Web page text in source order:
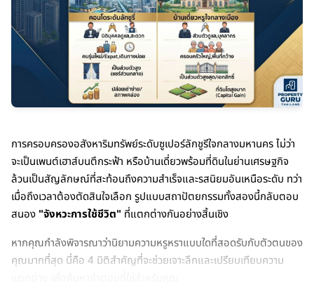
การครอบครองอสังหาริมทรัพย์ระดับซูเปอร์ลักชูรีใจกลางมหานคร ไม่ว่า
จะเป็นเพนต์เฮาส์บนตึกระฟ้า หรือบ้านเดี่ยวพร้อมที่ดินในย่านเศรษฐกิจ
ล้วนเป็นสัญลักษณ์ที่สะท้อนถึงความสำเร็จและรสนิยมอันเหนือระดับ ทว่า
เมื่อถึงเวลาต้องตัดสินใจเลือก รูปแบบสถาปัตยกรรมทั้งสองนี้กลับตอบ
สนอง "จังหวะการใช้ชีวิต" ที่แตกต่างกันอย่างสิ้นเชิง
หากคุณกำลังพิจารณาว่านิยามความหรูหราแบบใดที่สอดรับกับตัวตนของ
คุณมากที่สุด นี่คือ 4 มิติสำคัญที่จะช่วยเจาะลึกและเปรียบเทียบความ